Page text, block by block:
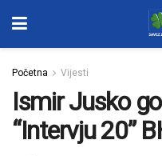
Početna Vijesti
Ismir Jusko
“Intervju 20”